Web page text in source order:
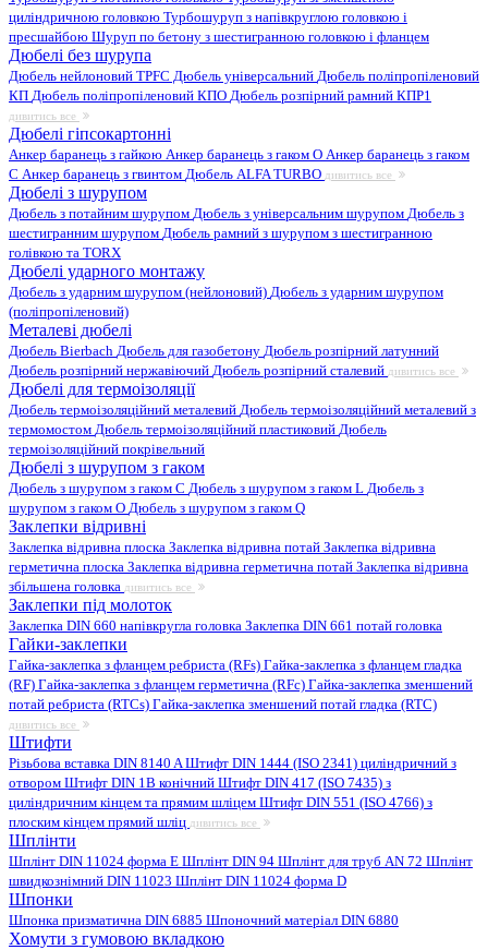
циліндричною головкою Турбошуруп з напівкруглою головкою і
пресшайбою Шуруп по бетону з шестигранною головкою і фланцем
Дюбелі без шурупа
Дюбель нейлоновий TPFC Дюбель універсальний Дюбель поліпропіленовий
КП Дюбель поліпропіленовий КПО Дюбель розпірний рамний КПР1
дивитись все
Дюбелі гіпсокартонні
Анкер баранець з гайкою Анкер баранець з гаком O Анкер баранець з гаком
С Анкер баранець з гвинтом Дюбель ALFA TURBO дивитись все
Дюбелі з шурупом
Дюбель з потайним шурупом Дюбель з універсальним шурупом Дюбель з
шестигранним шурупом Дюбель рамний з шурупом з шестигранною
голівкою та TORX
Дюбелі ударного монтажу
Дюбель з ударним шурупом (нейлоновий) Дюбель з ударним шурупом
(поліпропіленовий)
Металеві дюбелі
Дюбель Bierbach Дюбель для газобетону Дюбель розпірний латунний
Дюбель розпірний нержавіючий Дюбель розпірний сталевий дивитись все
Дюбелі для термоізоляції
Дюбель термоізоляційний металевий Дюбель термоізоляційний металевий з
термомостом Дюбель термоізоляційний пластиковий Дюбель
термоізоляційний покрівельний
Дюбелі з шурупом з гаком
Дюбель з шурупом з гаком C Дюбель з шурупом з гаком L Дюбель з
шурупом з гаком O Дюбель з шурупом з гаком Q
Заклепки відривні
Заклепка відривна плоска Заклепка відривна потай Заклепка відривна
герметична плоска Заклепка відривна герметична потай Заклепка відривна
збільшена головка дивитись все
Заклепки під молоток
Заклепка DIN 660 напівкругла головка Заклепка DIN 661 потай головка
Гайки-заклепки
Гайка-заклепка з фланцем ребриста (RFs) Гайка-заклепка з фланцем гладка
(RF) Гайка-заклепка з фланцем герметична (RFc) Гайка-заклепка зменшений
потай ребриста (RTCs) Гайка-заклепка зменшений потай гладка (RTC)
дивитись все
Штифти
Різьбова вставка DIN 8140 AШтифт DIN 1444 (ISO 2341) циліндричний з
отвором Штифт DIN 1B конічний Штифт DIN 417 (ISO 7435) з
циліндричним кінцем та прямим шліцем Штифт DIN 551 (ISO 4766) з
плоским кінцем прямий шліц дивитись все
Шплінти
Шплінт DIN 11024 форма E Шплінт DIN 94 Шплінт для труб AN 72 Шплінт
швидкознімний DIN 11023 Шплінт DIN 11024 форма D
Шпонки
Шпонка призматична DIN 6885 Шпоночний матеріал DIN 6880
Хомути з гумовою вкладкою